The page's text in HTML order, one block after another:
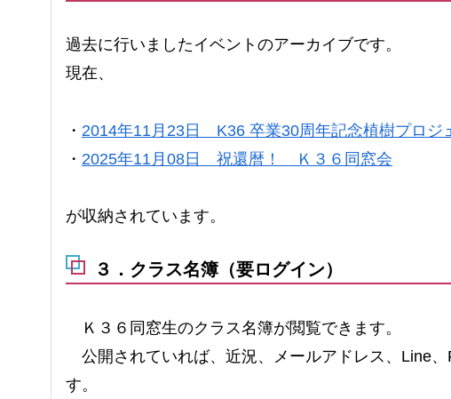
過去に行いましたイベントのアーカイブです。
現在、
・ 2014年11月23日 K36 卒業30周年記念植樹プロジ
・ 2025年11月08日 祝還暦！ Ｋ３６同窓会
が収納されています。
３．クラス名簿（要ログイン）
Ｋ３６同窓生のクラス名簿が閲覧できます。
公開されていれば、近況、メールアドレス、Line
す。